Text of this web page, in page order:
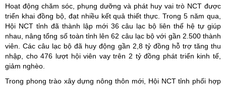
Hoạt động chăm sóc, phụng dưỡng và phát huy vai trò NCT được
triển khai đồng bộ, đạt nhiều kết quả thiết thực. Trong 5 năm qua,
Hội NCT tỉnh đã thành lập mới 36 câu lạc bộ liên thế hệ tự giúp
nhau, nâng tổng số toàn tỉnh lên 62 câu lạc bộ với gần 2.500 thành
viên. Các câu lạc bộ đã huy động gần 2,8 tỷ đồng hỗ trợ tăng thu
nhập, cho 476 lượt hội viên vay trên 2 tỷ đồng phát triển kinh tế,
giảm nghèo.
Trong phong trào xây dựng nông thôn mới, Hội NCT tỉnh phối hợp